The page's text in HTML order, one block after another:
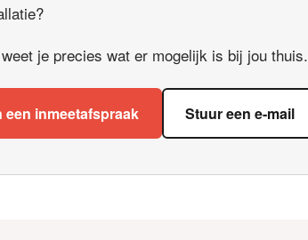
je precies wat er mogelijk is bij jou thuis.
een inmeetafspraak Stuur een e-mail